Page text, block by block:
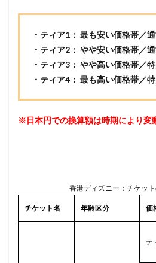
・ ティア1 ： 最も安い価格帯／
・ ティア2 ： やや安い価格帯／
・ ティア3 ： やや高い価格帯／
・ ティア4 ： 最も高い価格帯／
※日本円での換算額は時期により変
香港ディズニー：チケッ
チケット名 年齢区分 価
テ